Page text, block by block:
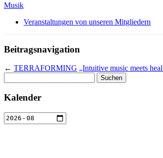
Musik
Veranstaltungen von unseren Mitgliedern
Beitragsnavigation
← TERRAFORMING „Intuitive music meets
nach:
Kalender